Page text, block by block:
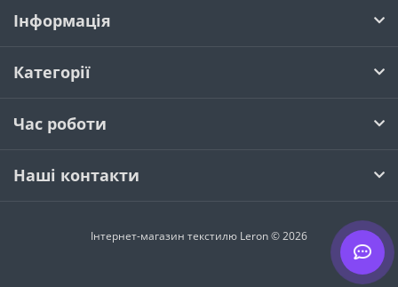
Інформація
Категорії
Час роботи
Наші контакти
Інтернет-магазин текстилю Leron © 2026